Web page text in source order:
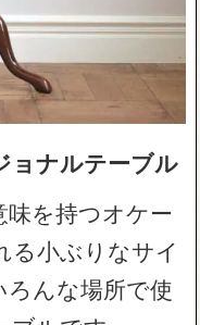
ョナルテーブル
味を持つオケー
る小ぶりなサイ
ろんな場所で使